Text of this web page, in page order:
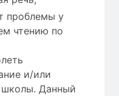
проблемы у
чтению по
и/или
Данный